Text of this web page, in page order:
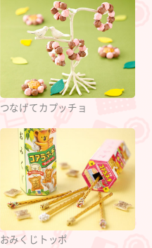
つなげてカプッチョ
おみくじトッポ